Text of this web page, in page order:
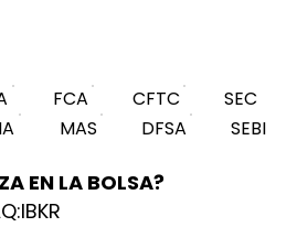
FCA CFTC
SEC
MAS DFSA SEBI
EN LA BOLSA?